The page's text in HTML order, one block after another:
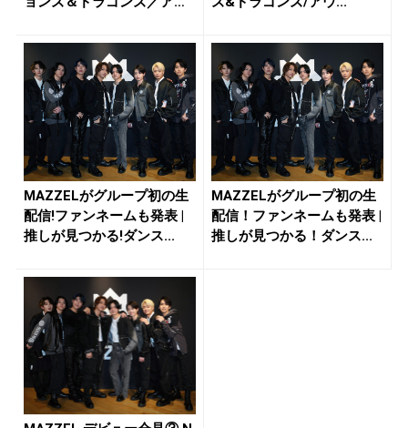
MAZZELがグループ初の生
配信!ファンネームも発表 |
推しが見つかる!ダンス...
MAZZELがグループ初の生
配信！ファンネームも発表 |
推しが見つかる！ダンス...